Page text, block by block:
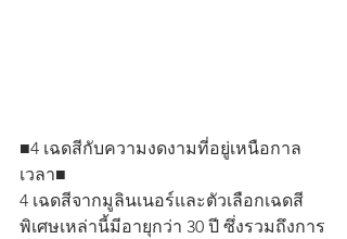
■4 เฉดสีกับความงดงามที่อยู่เหนือกาล
เวลา■
4 เฉดสีจากมูลินเนอร์และตัวเลือกเฉดสี
พิเศษเหล่านี้มีอายุกว่า 30 ปี ซึ่งรวมถึงการ